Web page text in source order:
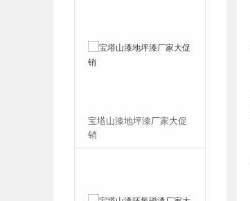
宝塔山漆地坪漆厂家大促
销